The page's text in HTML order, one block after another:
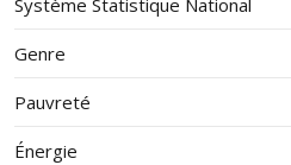
Système Statistique National
Genre
Pauvreté
Énergie